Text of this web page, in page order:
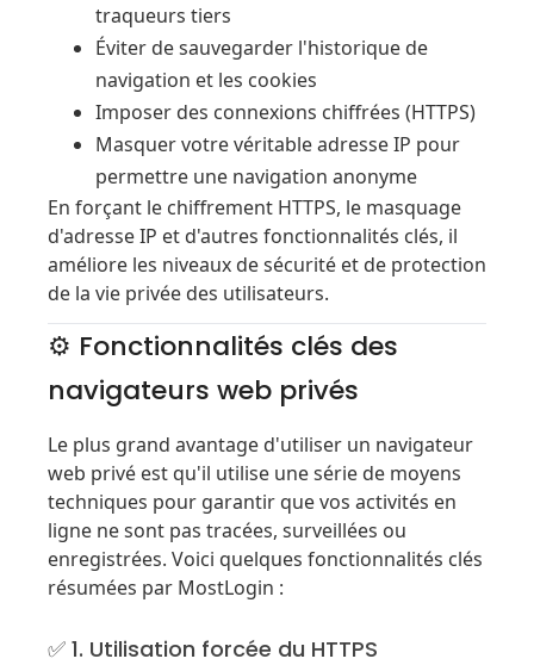
traqueurs tiers
Éviter de sauvegarder l'historique de
navigation et les cookies
Imposer des connexions chiffrées (HTTPS)
Masquer votre véritable adresse IP pour
permettre une navigation anonyme
En forçant le chiffrement HTTPS, le masquage
d'adresse IP et d'autres fonctionnalités clés, il
améliore les niveaux de sécurité et de protection
de la vie privée des utilisateurs.
⚙️ Fonctionnalités clés des
navigateurs web privés
Le plus grand avantage d'utiliser un navigateur
web privé est qu'il utilise une série de moyens
techniques pour garantir que vos activités en
ligne ne sont pas tracées, surveillées ou
enregistrées. Voici quelques fonctionnalités clés
résumées par MostLogin :
✅ 1. Utilisation forcée du HTTPS